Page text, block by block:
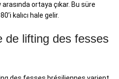
ortaya çıkar. Bu süre
kalıcı hale gelir.
de lifting des fesses